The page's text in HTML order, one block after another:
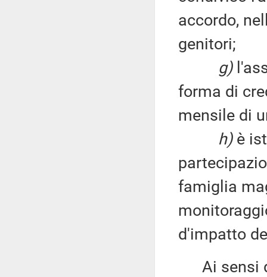
accordo,
genitori;
g)
forma di
mensile di
h)è
famiglia
d'impatto
Ai sensi